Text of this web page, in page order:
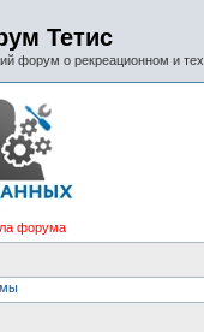
Тетис
форум о рекреационном и
форума